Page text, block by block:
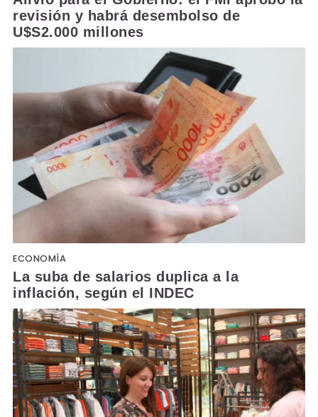
revisión y habrá desembolso de
U$S2.000 millones
ECONOMÍA
La suba de salarios duplica a la
inflación, según el INDEC